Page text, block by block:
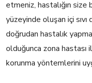
etmeniz, hastalığın size
yüzeyinde oluşan içi
doğrudan hastalık
olduğunca zona hastası
korunma yöntemlerini